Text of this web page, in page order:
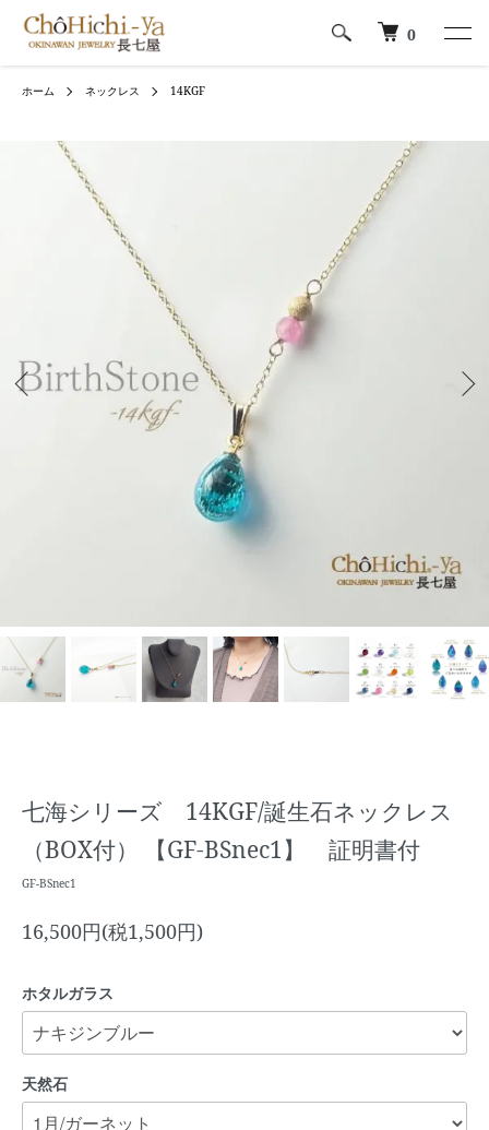
0
ホーム ネックレス 14KGF
七海シリーズ 14KGF/誕生石ネックレス
（BOX付） 【GF-BSnec1】 証明書付
GF-BSnec1
16,500円(税1,500円)
ホタルガラス
天然石